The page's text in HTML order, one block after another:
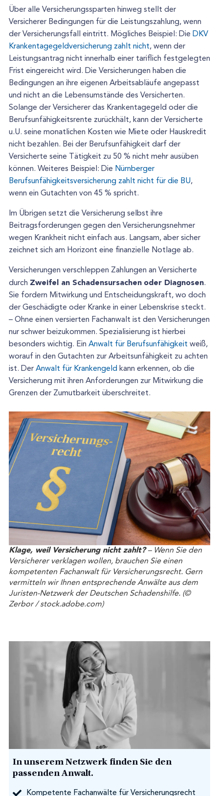
Über alle Versicherungssparten hinweg stellt der
Versicherer Bedingungen für die Leistungszahlung, wenn
der Versicherungsfall eintritt. Mögliches Beispiel: Die DKV
Krankentagegeldversicherung zahlt nicht, wenn der
Leistungsantrag nicht innerhalb einer tariflich festgelegten
Frist eingereicht wird. Die Versicherungen haben die
Bedingungen an ihre eigenen Arbeitsabläufe angepasst
und nicht an die Lebensumstände des Versicherten.
Solange der Versicherer das Krankentagegeld oder die
Berufsunfähigkeitsrente zurückhält, kann der Versicherte
u.U. seine monatlichen Kosten wie Miete oder Hauskredit
nicht bezahlen. Bei der Berufsunfähigkeit darf der
Versicherte seine Tätigkeit zu 50 % nicht mehr ausüben
können. Weiteres Beispiel: Die Nürnberger
Berufsunfähigkeitsversicherung zahlt nicht für die BU,
wenn ein Gutachten von 45 % spricht.
Im Übrigen setzt die Versicherung selbst ihre
Beitragsforderungen gegen den Versicherungsnehmer
wegen Krankheit nicht einfach aus. Langsam, aber sicher
zeichnet sich am Horizont eine finanzielle Notlage ab.
Versicherungen verschleppen Zahlungen an Versicherte
durch Zweifel an Schadensursachen oder Diagnosen.
Sie fordern Mitwirkung und Entscheidungskraft, wo doch
der Geschädigte oder Kranke in einer Lebenskrise steckt.
– Ohne einen versierten Fachanwalt ist den Versicherungen
nur schwer beizukommen. Spezialisierung ist hierbei
besonders wichtig. Ein Anwalt für Berufsunfähigkeit weiß,
worauf in den Gutachten zur Arbeitsunfähigkeit zu achten
ist. Der Anwalt für Krankengeld kann erkennen, ob die
Versicherung mit ihren Anforderungen zur Mitwirkung die
Grenzen der Zumutbarkeit überschreitet.
Klage, weil Versicherung nicht zahlt?– Wenn Sie den
Versicherer verklagen wollen, brauchen Sie einen
kompetenten Fachanwalt für Versicherungsrecht. Gern
vermitteln wir Ihnen entsprechende Anwälte aus dem
Juristen-Netzwerk der Deutschen Schadenshilfe. (©
Zerbor / stock.adobe.com)
In unserem Netzwerk finden Sie den
passenden Anwalt.
Kompetente Fachanwälte für Versicherungsrecht